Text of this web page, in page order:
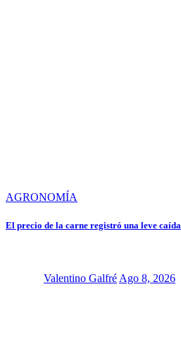
AGRONOMÍA
El precio de la carne registró una leve
Valentino Galfré Ago 8, 2026